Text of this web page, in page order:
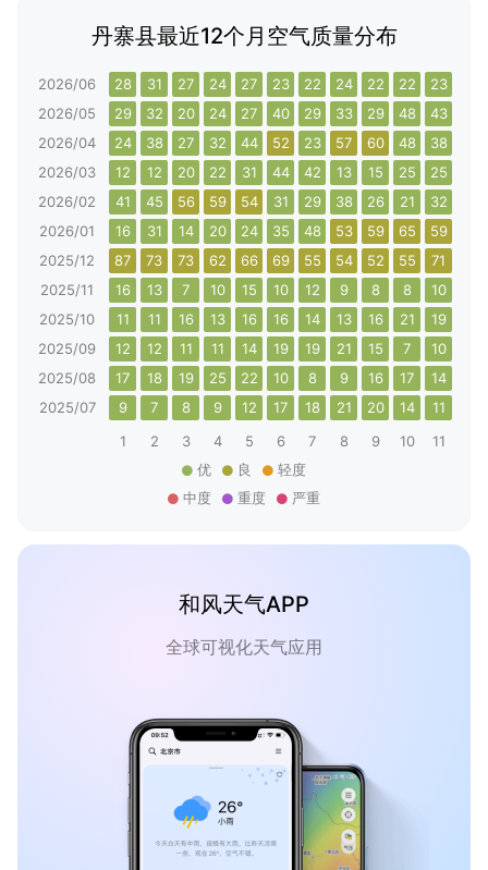
丹寨县最近12个月空气质量分布
2026/06 28 31 27 24 27 23 22 24 22 22 23
2026/05
29 32 20 24 27 40 29 33 29 48 43
2026/04
24 38 27 32 44 52 23 57 60 48 38
2026/03
12 12 20 22 31 44 42 13 15 25 25
2026/02
41 45 56 59 54 31 29 38 26 21 32
2026/01
16 31 14 20 24 35 48 53 59 65 59
2025/12
87 73 73 62 66 69 55 54 52 55 71
2025/11
16 13 7 10 15 10 12 9 8 8 10
2025/10
11 11 16 13 16 16 14 13 16 21 19
2025/09
12 12 11 11 14 19 19 21 15 7 10
2025/08
17 18 19 25 22 10 8 9 16 17 14
2025/07
9 7 8 9 12 17 18 21 20 14 11
1
2 3 4 5 6 7 8 9 10 11
优
良
轻度
中度
重度 严重
和风天气APP
全球可视化天气应用